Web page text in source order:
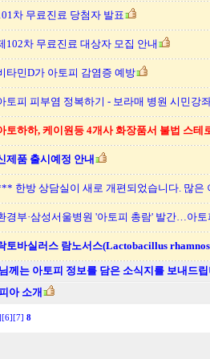
차 무료진료 당첨자 발표
102차 무료진료 대상자 모집 안내
타민D가 아토피 감염증 예방
토피 피부염 정복하기 - 보라매 병원 시민강
토하하, 케이원등 4개사 화장품서 불법 스테
제품 출시예정 안내
한방 상담실이 새로 개편되었습니다. 많은
경부·삼성서울병원 '아토피 총람' 발간…아
토바실러스 람노서스(Lactobacillus
께는 아토피 정보를 담은 소식지를 보내드
아 소개
[6] [7] 8